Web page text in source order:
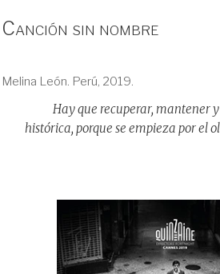
Canción sin nombre
Melina León. Perú, 2019.
Hay que recuperar, mantener
histórica, porque se empieza por el